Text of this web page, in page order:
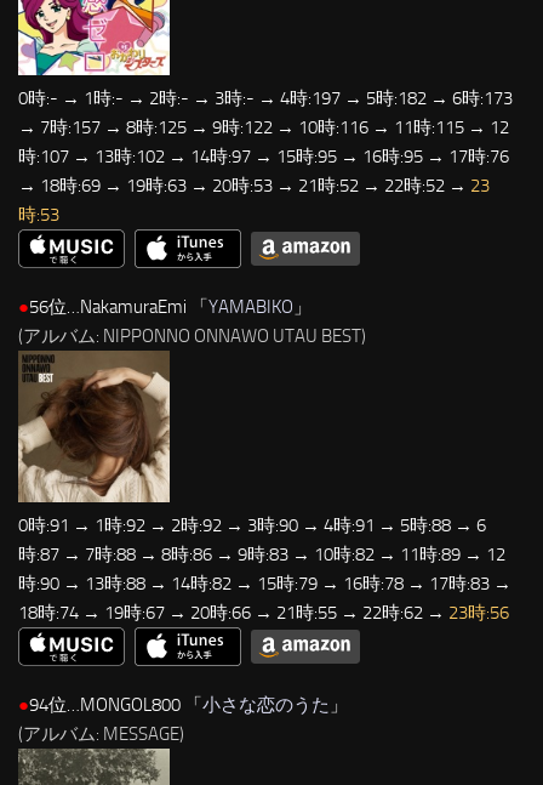
0時:- → 1時:- → 2時:- → 3時:- → 4時:197 → 5時:182 → 6時:173
→ 7時:157 → 8時:125 → 9時:122 → 10時:116 → 11時:115 → 12
時:107 → 13時:102 → 14時:97 → 15時:95 → 16時:95 → 17時:76
→ 18時:69 → 19時:63 → 20時:53 → 21時:52 → 22時:52 → 23
時:53
●56位…NakamuraEmi 「YAMABIKO 」
(アルバム: NIPPONNO ONNAWO UTAU BEST)
0時:91 → 1時:92 → 2時:92 → 3時:90 → 4時:91 → 5時:88 → 6
時:87 → 7時:88 → 8時:86 → 9時:83 → 10時:82 → 11時:89 → 12
時:90 → 13時:88 → 14時:82 → 15時:79 → 16時:78 → 17時:83 →
18時:74 → 19時:67 → 20時:66 → 21時:55 → 22時:62 → 23時:56
●94位…MONGOL800 「小さな恋のうた 」
(アルバム: MESSAGE)